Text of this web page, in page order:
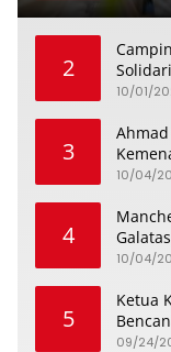
2
10/01/
3
10/04/
4
10/04/
5
Ketua
09/24/